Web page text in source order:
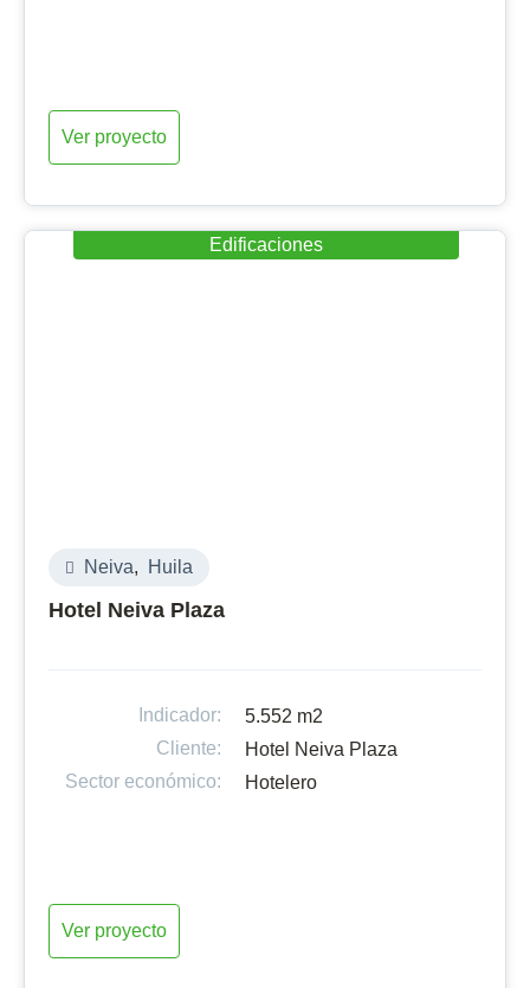
Ver proyecto
Edificaciones
Neiva, Huila
Hotel Neiva Plaza
Indicador:
5.552 m2
Cliente:
Hotel Neiva Plaza
Sector económico:
Hotelero
Ver proyecto